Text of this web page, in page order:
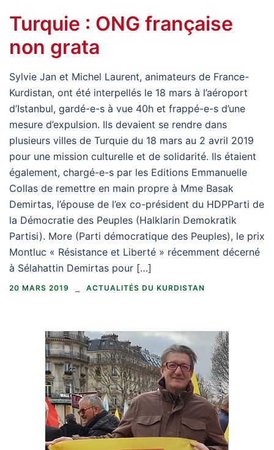
Turquie : ONG française
non grata
Sylvie Jan et Michel Laurent, animateurs de France-
Kurdistan, ont été interpellés le 18 mars à l’aéroport
d’Istanbul, gardé-e-s à vue 40h et frappé-e-s d’une
mesure d’expulsion. Ils devaient se rendre dans
plusieurs villes de Turquie du 18 mars au 2 avril 2019
pour une mission culturelle et de solidarité. Ils étaient
également, chargé-e-s par les Editions Emmanuelle
Collas de remettre en main propre à Mme Basak
Demirtas, l’épouse de l’ex co-président du HDPParti de
la Démocratie des Peuples (Halklarin Demokratik
Partisi). More (Parti démocratique des Peuples), le prix
Montluc « Résistance et Liberté » récemment décerné
à Sélahattin Demirtas pour […]
20 MARS 2019 ACTUALITÉS DU KURDISTAN